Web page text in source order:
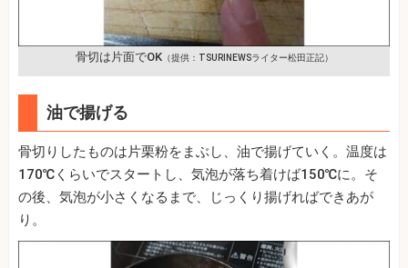
骨切は片面でOK（提供：TSURINEWSライター松田正記）
油で揚げる
骨切りしたものは片栗粉をまぶし、油で揚げていく。温度は
170℃くらいでスタートし、気泡が落ち着けば150℃に。そ
の後、気泡が小さくなるまで、じっくり揚げればできあが
り。